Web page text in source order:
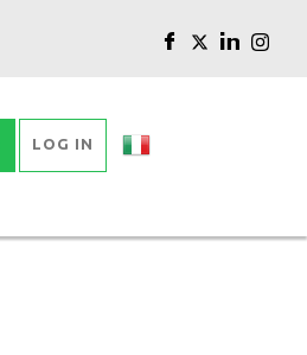
LOG IN